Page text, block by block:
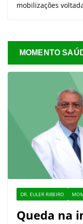
mobilizações
MOMENTO
DR. EULER RIBEIRO
Queda na